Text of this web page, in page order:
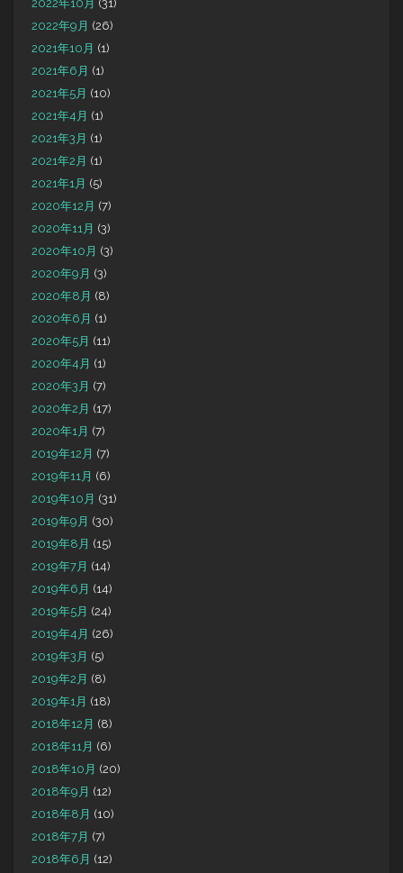
2022年10月 (31)
2022年9月 (26)
2021年10月 (1)
2021年6月 (1)
2021年5月 (10)
2021年4月 (1)
2021年3月 (1)
2021年2月 (1)
2021年1月 (5)
2020年12月 (7)
2020年11月 (3)
2020年10月 (3)
2020年9月 (3)
2020年8月 (8)
2020年6月 (1)
2020年5月 (11)
2020年4月 (1)
2020年3月 (7)
2020年2月 (17)
2020年1月 (7)
2019年12月 (7)
2019年11月 (6)
2019年10月 (31)
2019年9月 (30)
2019年8月 (15)
2019年7月 (14)
2019年6月 (14)
2019年5月 (24)
2019年4月 (26)
2019年3月 (5)
2019年2月 (8)
2019年1月 (18)
2018年12月 (8)
2018年11月 (6)
2018年10月 (20)
2018年9月 (12)
2018年8月 (10)
2018年7月 (7)
2018年6月 (12)